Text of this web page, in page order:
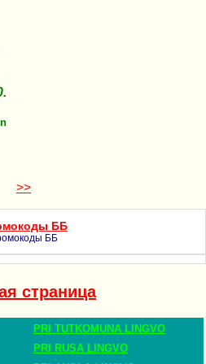
>>
ББ
ББ
страница
PRI TUTKOMUNA LINGVO
PRI RUSA LINGVO